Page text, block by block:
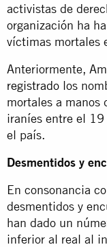
activistas de
organización ha
víctimas mortales
Anteriormente,
registrado los
mortales a manos
iraníes entre el
el país.
Desmentidos y
En consonancia
desmentidos y
han dado un
inferior al real al